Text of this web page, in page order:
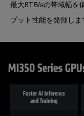
最大8TB/sの帯域幅を
プット性能を発揮しま